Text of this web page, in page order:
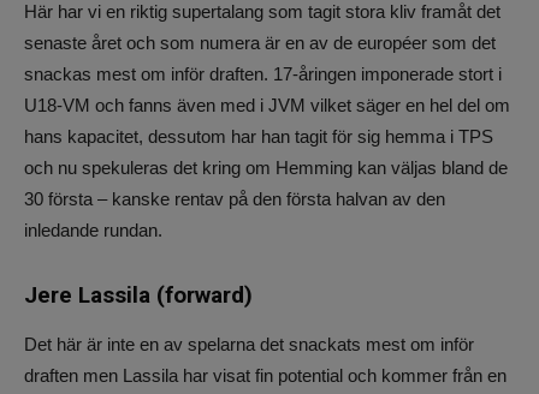
Här har vi en riktig supertalang som tagit stora kliv framåt det
senaste året och som numera är en av de européer som det
snackas mest om inför draften. 17-åringen imponerade stort i
U18-VM och fanns även med i JVM vilket säger en hel del om
hans kapacitet, dessutom har han tagit för sig hemma i TPS
och nu spekuleras det kring om Hemming kan väljas bland de
30 första – kanske rentav på den första halvan av den
inledande rundan.
Jere Lassila (forward)
Det här är inte en av spelarna det snackats mest om inför
draften men Lassila har visat fin potential och kommer från en